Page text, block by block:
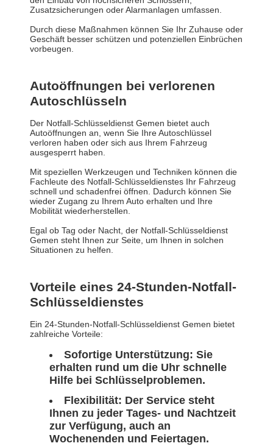
Zusatzsicherungen oder Alarmanlagen umfassen.
Durch diese Maßnahmen können Sie Ihr Zuhause oder
Geschäft besser schützen und potenziellen Einbrüchen
vorbeugen.
Autoöffnungen bei verlorenen
Autoschlüsseln
Der Notfall-Schlüsseldienst Gemen bietet auch
Autoöffnungen an, wenn Sie Ihre Autoschlüssel
verloren haben oder sich aus Ihrem Fahrzeug
ausgesperrt haben.
Mit speziellen Werkzeugen und Techniken können die
Fachleute des Notfall-Schlüsseldienstes Ihr Fahrzeug
schnell und schadenfrei öffnen. Dadurch können Sie
wieder Zugang zu Ihrem Auto erhalten und Ihre
Mobilität wiederherstellen.
Egal ob Tag oder Nacht, der Notfall-Schlüsseldienst
Gemen steht Ihnen zur Seite, um Ihnen in solchen
Situationen zu helfen.
Vorteile eines 24-Stunden-Notfall-
Schlüsseldienstes
Ein 24-Stunden-Notfall-Schlüsseldienst Gemen bietet
zahlreiche Vorteile:
Sofortige Unterstützung: Sie
erhalten rund um die Uhr schnelle
Hilfe bei Schlüsselproblemen.
Flexibilität: Der Service steht
Ihnen zu jeder Tages- und Nachtzeit
zur Verfügung, auch an
Wochenenden und Feiertagen.